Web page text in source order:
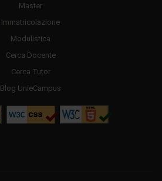
Master
Immatricolazione
Modulistica
Cerca Docente
Cerca Tutor
Blog UnieCampus